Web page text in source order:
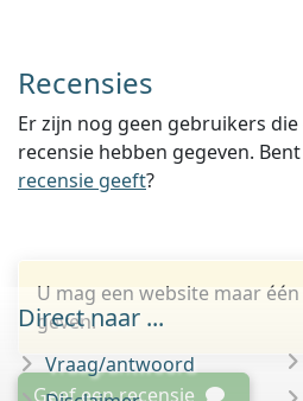
Recensies
Er zijn nog geen gebruikers
recensie hebben gegeven.
recensie geeft?
U mag een website maar
geven.
Geef een recensie
Direct naar ...
Vraag/antwoord